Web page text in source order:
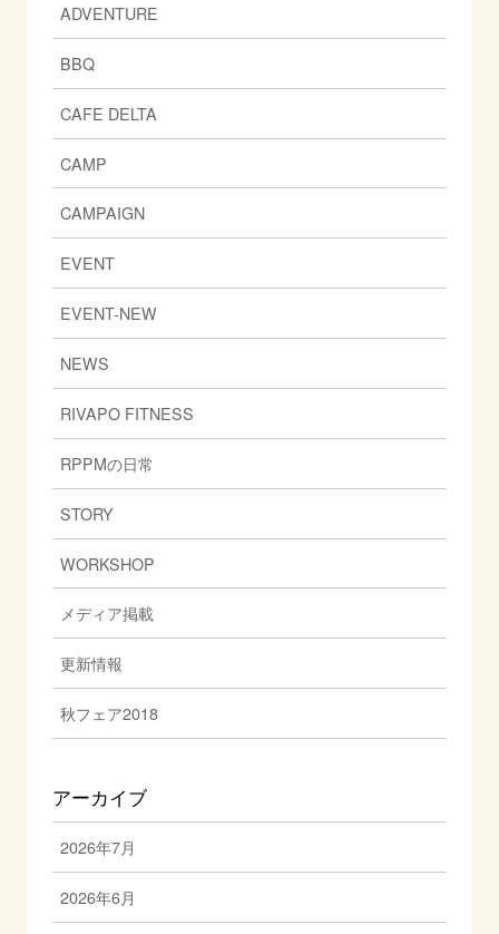
ADVENTURE
BBQ
CAFE DELTA
CAMP
CAMPAIGN
EVENT
EVENT-NEW
NEWS
RIVAPO FITNESS
RPPMの日常
STORY
WORKSHOP
メディア掲載
更新情報
秋フェア2018
アーカイブ
2026年7月
2026年6月